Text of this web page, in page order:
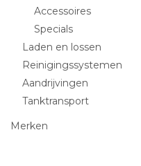
Accessoires
Specials
Laden en lossen
Reinigingssystemen
Aandrijvingen
Tanktransport
Merken